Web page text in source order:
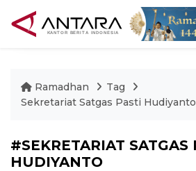
Ramadhan
Tag
Sekretariat Satgas Pasti Hudiyanto
#SEKRETARIAT SATGAS
HUDIYANTO